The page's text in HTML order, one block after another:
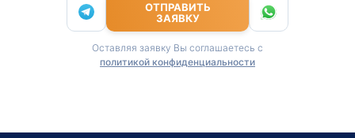
ОТПРАВИТЬ
ЗАЯВКУ
Оставляя заявку Вы соглашаетесь с
политикой конфиденциальности